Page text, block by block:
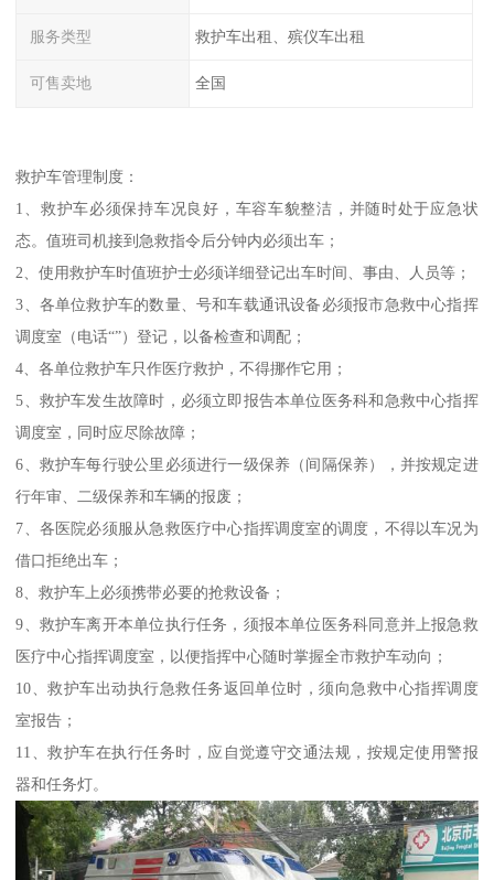
服务类型 救护车出租、殡仪车出租
可售卖地 全国
救护车管理制度：
1、救护车必须保持车况良好，车容车貌整洁，并随时处于应急状
态。值班司机接到急救指令后分钟内必须出车；
2、使用救护车时值班护士必须详细登记出车时间、事由、人员等；
3、各单位救护车的数量、号和车载通讯设备必须报市急救中心指挥
调度室（电话“”）登记，以备检查和调配；
4、各单位救护车只作医疗救护，不得挪作它用；
5、救护车发生故障时，必须立即报告本单位医务科和急救中心指挥
调度室，同时应尽除故障；
6、救护车每行驶公里必须进行一级保养（间隔保养），并按规定进
行年审、二级保养和车辆的报废；
7、各医院必须服从急救医疗中心指挥调度室的调度，不得以车况为
借口拒绝出车；
8、救护车上必须携带必要的抢救设备；
9、救护车离开本单位执行任务，须报本单位医务科同意并上报急救
医疗中心指挥调度室，以便指挥中心随时掌握全市救护车动向；
10、救护车出动执行急救任务返回单位时，须向急救中心指挥调度
室报告；
11、救护车在执行任务时，应自觉遵守交通法规，按规定使用警报
器和任务灯。